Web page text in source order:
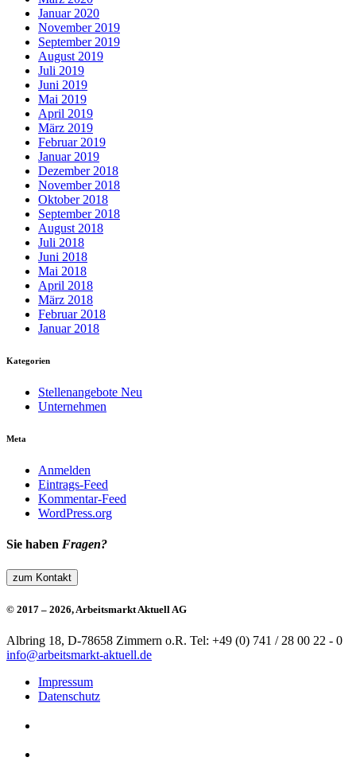
Januar 2020
November 2019
September 2019
August 2019
Juli 2019
Juni 2019
Mai 2019
April 2019
März 2019
Februar 2019
Januar 2019
Dezember 2018
November 2018
Oktober 2018
September 2018
August 2018
Juli 2018
Juni 2018
Mai 2018
April 2018
März 2018
Februar 2018
Januar 2018
Kategorien
Stellenangebote Neu
Unternehmen
Meta
Anmelden
Eintrags-Feed
Kommentar-Feed
WordPress.org
Sie haben Fragen?
zum Kontakt
© 2017 – 2026, Arbeitsmarkt Aktuell AG
Albring 18, D-78658 Zimmern o.R. Tel: +49 (0) 741 / 28 00 22 - 0
info@arbeitsmarkt-aktuell.de
Impressum
Datenschutz